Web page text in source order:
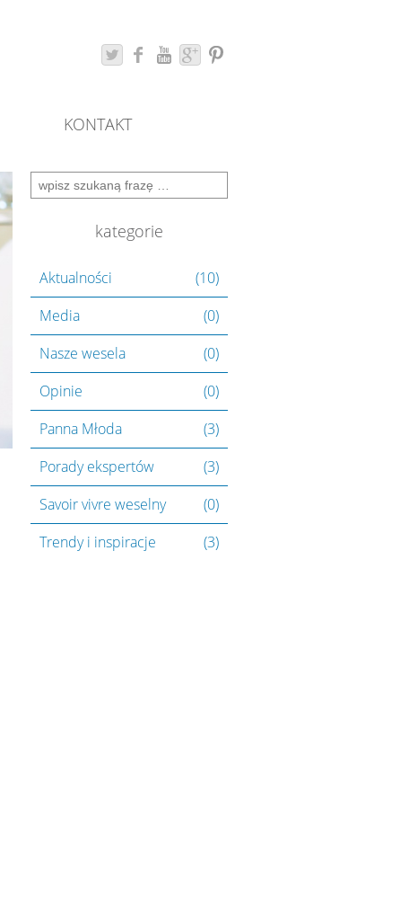
KONTAKT
Search for:
kategorie
Aktualności
(10)
Media
(0)
Nasze wesela
(0)
Opinie
(0)
Panna Młoda
(3)
Porady ekspertów
(3)
Savoir vivre weselny
(0)
Trendy i inspiracje
(3)